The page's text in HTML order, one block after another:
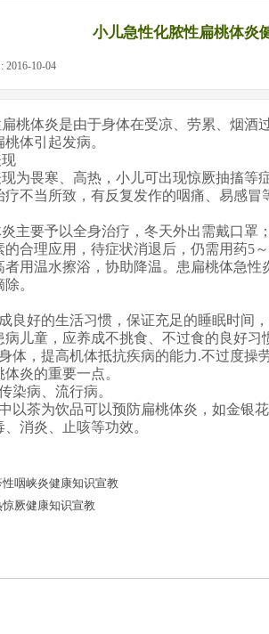
小儿急性化脓性扁桃体炎
2016-10-04
桃体炎是由于身体在受凉、劳累、烟酒
体引起发病。
为畏寒、高热，小儿可出现惊厥抽搐等
疗不当所致，有反复发作的咽痛、易感冒
主要予以全身治疗，冬天外出需戴口罩
的合理应用，待症状消退后，仍需用药5～
者用温水擦浴，协助降温。患扁桃体急
。
良好的生活习惯，保证充足的睡眠时间
病儿童，应养成不挑食、不过食的良好习
体，提高机体抵抗疾病的能力.不过度操
炎的重要一点。
染病、流行病。
以茶为饮品可以预防扁桃体炎，如金银
消炎、止咳等功效。
咽峡炎健康知识宣教
厥健康知识宣教